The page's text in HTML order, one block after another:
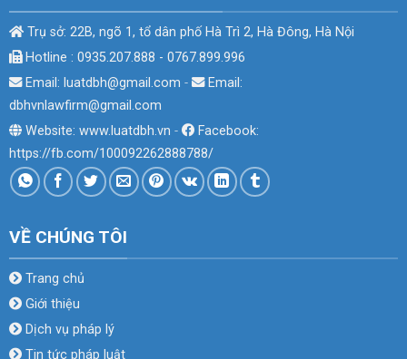
Trụ sở: 22B, ngõ 1, tổ dân phố Hà Trì 2, Hà Đông, Hà Nội
Hotline : 0935.207.888 - 0767.899.996
Email: luatdbh@gmail.com -
Email:
dbhvnlawfirm@gmail.com
Website: www.luatdbh.vn -
Facebook:
https://fb.com/100092262888788/
VỀ CHÚNG TÔI
Trang chủ
Giới thiệu
Dịch vụ pháp lý
Tin tức pháp luật